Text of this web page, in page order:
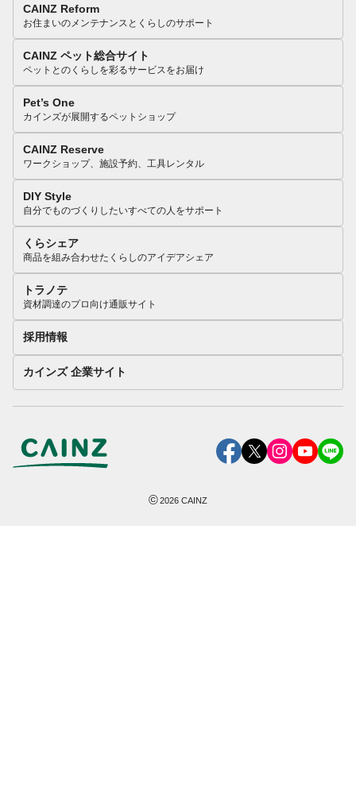
CAINZ Reform
お住まいのメンテナンスとくらしのサポート
CAINZ ペット総合サイト
ペットとのくらしを彩るサービスをお届け
Pet’s One
カインズが展開するペットショップ
CAINZ Reserve
ワークショップ、施設予約、工具レンタル
DIY Style
自分でものづくりしたいすべての人をサポート
くらシェア
商品を組み合わせたくらしのアイデアシェア
トラノテ
資材調達のプロ向け通販サイト
採用情報
カインズ 企業サイト
©2026 CAINZ